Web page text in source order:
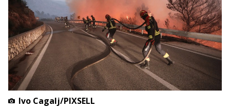
Ivo Cagalj/PIXSELL